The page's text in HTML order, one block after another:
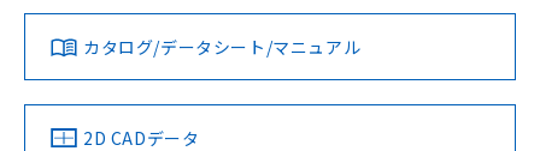
ダウンロードデータをご利用いただく前に、以下を必ずお読
みください。
ソフトウェアの使用条件
対応済み
中国 RoHS 注意事項・凡例
LR型式承認
（イギリス
船舶規格）
DNV型式承認
（ノルウェー
BV型式承認
（フランス
KR型式
（韓国
カタログ/データシート/マニュアル
2D CADデータ
す。